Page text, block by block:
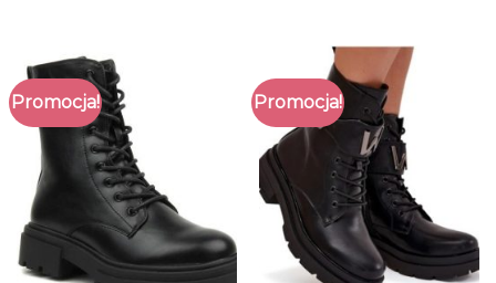
Promocja! Promocja!